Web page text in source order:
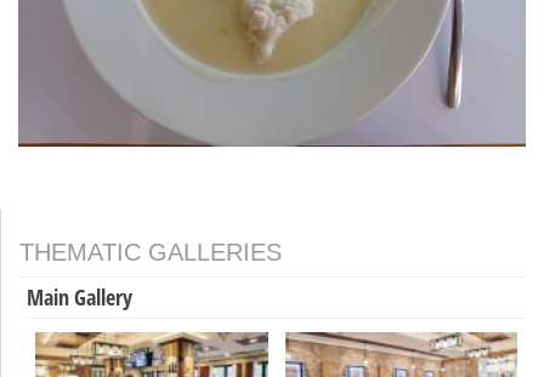
THEMATIC GALLERIES
Main Gallery